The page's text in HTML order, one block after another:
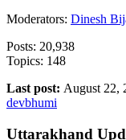
Moderators: Dinesh
Posts: 20,938
Topics: 148
Last post: August 22,
devbhumi
Uttarakhand